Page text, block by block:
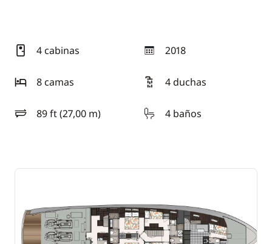
4 cabinas 2018
año
8 camas
4 duchas
89 ft (27,00 m)
eslora 4 baños